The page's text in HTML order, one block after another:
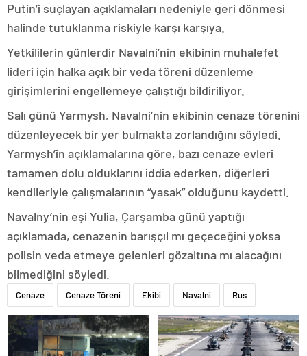
Putin’i suçlayan açıklamaları nedeniyle geri dönmesi
halinde tutuklanma riskiyle karşı karşıya.
Yetkililerin günlerdir Navalni’nin ekibinin muhalefet
lideri için halka açık bir veda töreni düzenleme
girişimlerini engellemeye çalıştığı bildiriliyor.
Salı günü Yarmysh, Navalni’nin ekibinin cenaze törenini
düzenleyecek bir yer bulmakta zorlandığını söyledi.
Yarmysh’in açıklamalarına göre, bazı cenaze evleri
tamamen dolu olduklarını iddia ederken, diğerleri
kendileriyle çalışmalarının “yasak” olduğunu kaydetti.
Navalny’nin eşi Yulia, Çarşamba günü yaptığı
açıklamada, cenazenin barışçıl mı geçeceğini yoksa
polisin veda etmeye gelenleri gözaltına mı alacağını
bilmediğini söyledi.
Cenaze Cenaze Töreni Ekibi Navalni Rus